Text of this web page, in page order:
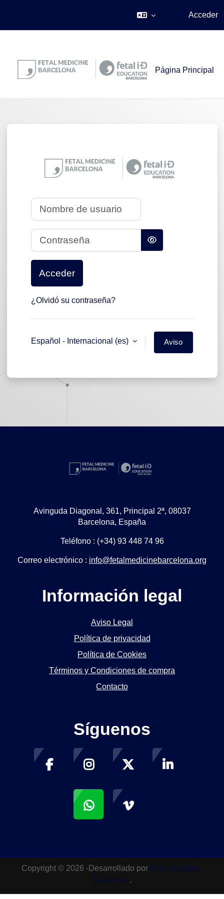
Acceder
Página Principal
Entrar a
Nombre de usuario
Contraseña
Acceder
¿Olvidó su contraseña?
Español - Internacional ‎(es)‎
Aviso
Avinguda Diagonal, 361, Principal 2ª, 08037
Barcelona, España
Teléfono : (+34) 93 448 74 96
Correo electrónico : info@fetalmedicinebarcelona.org
Información legal
Aviso Legal
Política de privacidad
Política de Cookies
Términos y Condiciones de compra
Contacto
Síguenos
Copyright © 2026 -Desarrollado por Fetal Medicine
Barcelona.